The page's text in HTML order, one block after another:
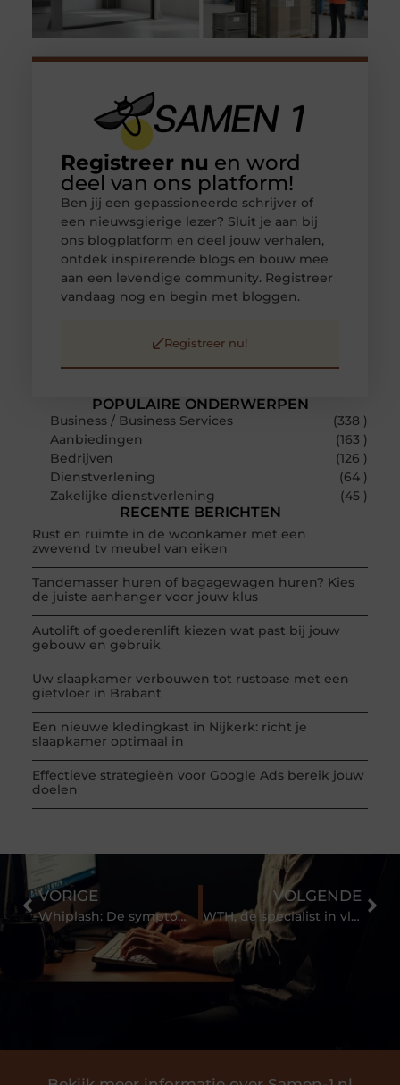
POPULAIRE ONDERWERPEN
Business / Business Services
(338 )
Aanbiedingen
(163 )
Bedrijven
(126 )
Dienstverlening
(64 )
Zakelijke dienstverlening
(45 )
RECENTE BERICHTEN
Rust en ruimte in de woonkamer met een
zwevend tv meubel van eiken
Tandemasser huren of bagagewagen huren? Kies
de juiste aanhanger voor jouw klus
Autolift of goederenlift kiezen wat past bij jouw
gebouw en gebruik
Uw slaapkamer verbouwen tot rustoase met een
gietvloer in Brabant
Een nieuwe kledingkast in Nijkerk: richt je
slaapkamer optimaal in
Effectieve strategieën voor Google Ads bereik jouw
doelen
Registreer nu en word
deel van ons platform!
Ben jij een gepassioneerde schrijver of
een nieuwsgierige lezer? Sluit je aan bij
ons blogplatform en deel jouw verhalen,
ontdek inspirerende blogs en bouw mee
aan een levendige community. Registreer
vandaag nog en begin met bloggen.
Registreer nu!
VORIGE
Whiplash: De symptomen, diagnose en behandelingen van deze blessure
VOLGENDE
WTH, de specialist in vloerverwarming verdelers